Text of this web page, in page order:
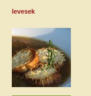
levesek